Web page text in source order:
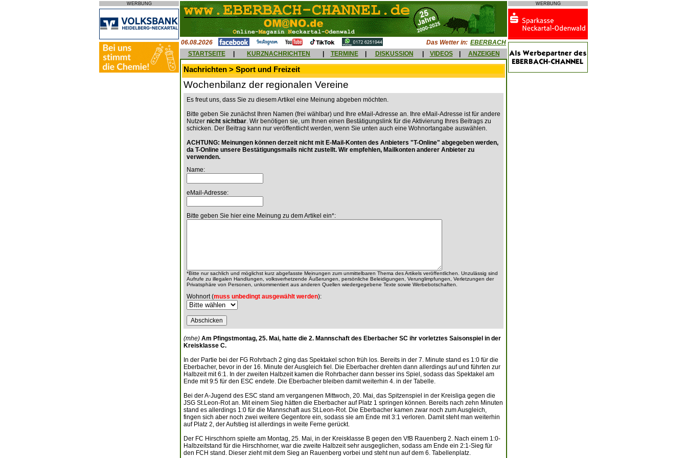
WERBUNG
06.08.2026 Das Wetter in: EBERBACH
STARTSEITE
KURZNACHRICHTEN TERMINE DISKUSSION VIDEOS ANZEIGEN
Nachrichten > Sport und Freizeit
Wochenbilanz der regionalen Vereine
Es freut uns, dass Sie zu diesem Artikel eine Meinung abgeben möchten.
Bitte geben Sie zunächst Ihren Namen (frei wählbar) und Ihre eMail-Adresse an. Ihre eMail-Adresse ist für andere
Nutzer nicht sichtbar. Wir benötigen sie, um Ihnen einen Bestätigungslink für die Aktivierung Ihres Beitrags zu
schicken. Der Beitrag kann nur veröffentlicht werden, wenn Sie unten auch eine Wohnortangabe auswählen.
ACHTUNG: Meinungen können derzeit nicht mit E-Mail-Konten des Anbieters "T-Online" abgegeben werden,
da T-Online unsere Bestätigungsmails nicht zustellt. Wir empfehlen, Mailkonten anderer Anbieter zu
verwenden.
Name:
eMail-Adresse:
Bitte geben Sie hier eine Meinung zu dem Artikel ein*:
*Bitte nur sachlich und möglichst kurz abgefasste Meinungen zum unmittelbaren Thema des Artikels veröffentlichen. Unzulässig sind
Aufrufe zu illegalen Handlungen, volksverhetzende Äußerungen, persönliche Beleidigungen, Verunglimpfungen, Verletzungen der
Privatsphäre von Personen, unkommentiert aus anderen Quellen wiedergegebene Texte sowie Werbebotschaften.
Wohnort (muss unbedingt ausgewählt werden):
(mhe) Am Pfingstmontag, 25. Mai, hatte die 2. Mannschaft des Eberbacher SC ihr vorletztes Saisonspiel in der
Kreisklasse C.
In der Partie bei der FG Rohrbach 2 ging das Spektakel schon früh los. Bereits in der 7. Minute stand es 1:0 für die
Eberbacher, bevor in der 16. Minute der Ausgleich fiel. Die Eberbacher drehten dann allerdings auf und führten zur
Halbzeit mit 6:1. In der zweiten Halbzeit kamen die Rohrbacher dann besser ins Spiel, sodass das Spektakel am
Ende mit 9:5 für den ESC endete. Die Eberbacher bleiben damit weiterhin 4. in der Tabelle.
Bei der A-Jugend des ESC stand am vergangenen Mittwoch, 20. Mai, das Spitzenspiel in der Kreisliga gegen die
JSG St.Leon-Rot an. Mit einem Sieg hätten die Eberbacher auf Platz 1 springen können. Bereits nach zehn Minuten
stand es allerdings 1:0 für die Mannschaft aus St.Leon-Rot. Die Eberbacher kamen zwar noch zum Ausgleich,
fingen sich aber noch zwei weitere Gegentore ein, sodass sie am Ende mit 3:1 verloren. Damit steht man weiterhin
auf Platz 2, der Aufstieg ist allerdings in weite Ferne gerückt.
Der FC Hirschhorn spielte am Montag, 25. Mai, in der Kreisklasse B gegen den VfB Rauenberg 2. Nach einem 1:0-
Halbzeitstand für die Hirschhorner, war die zweite Halbzeit sehr ausgeglichen, sodass am Ende ein 2:1-Sieg für
den FCH stand. Dieser zieht mit dem Sieg an Rauenberg vorbei und steht nun auf dem 6. Tabellenplatz.
WERBUNG